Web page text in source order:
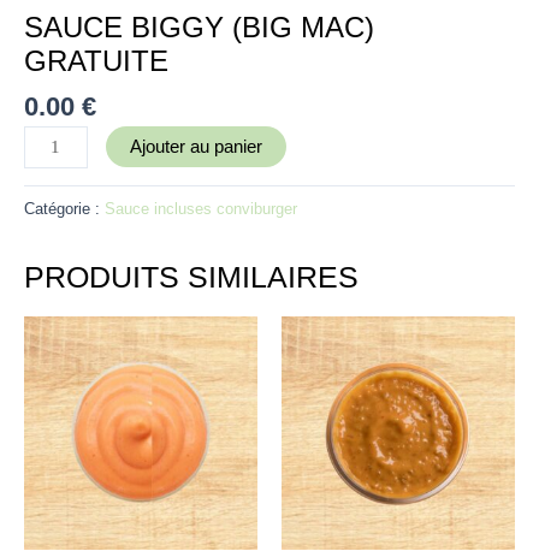
SAUCE BIGGY (BIG MAC)
GRATUITE
0.00 €
Ajouter au panier
Catégorie : Sauce incluses conviburger
PRODUITS SIMILAIRES